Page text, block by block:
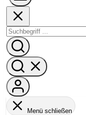
Menü schließen